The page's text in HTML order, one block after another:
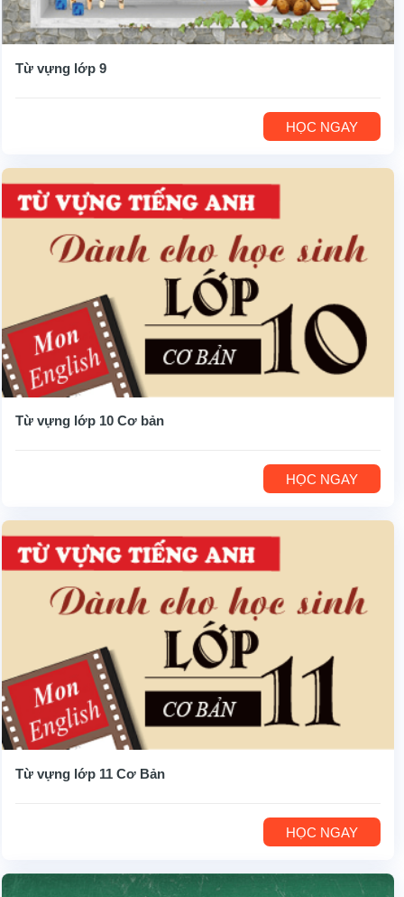
Từ vựng lớp 9
HỌC NGAY
Từ vựng lớp 10 Cơ bản
HỌC NGAY
Từ vựng lớp 11 Cơ Bản
HỌC NGAY